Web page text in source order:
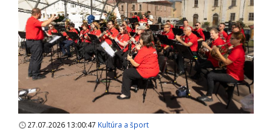
27.07.2026 13:00:47 Kultúra a šport